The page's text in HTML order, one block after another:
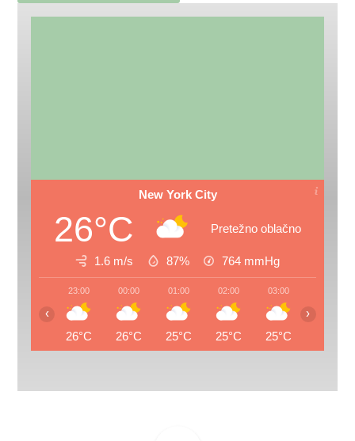
New York City
26°C Pretežno oblačno
1.6 m/s 87% 764 mmHg
23:00
26°C
00:00
26°C
01:00
25°C
02:00
25°C
03:00
25°C
‹ ›